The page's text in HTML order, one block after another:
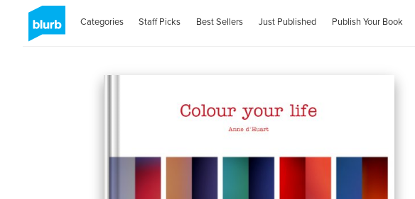
Categories Staff Picks Best Sellers Just Published Publish Your Book